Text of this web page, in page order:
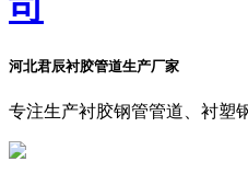
河北君辰衬胶管道生产厂家
专注生产衬胶钢管管道、衬塑